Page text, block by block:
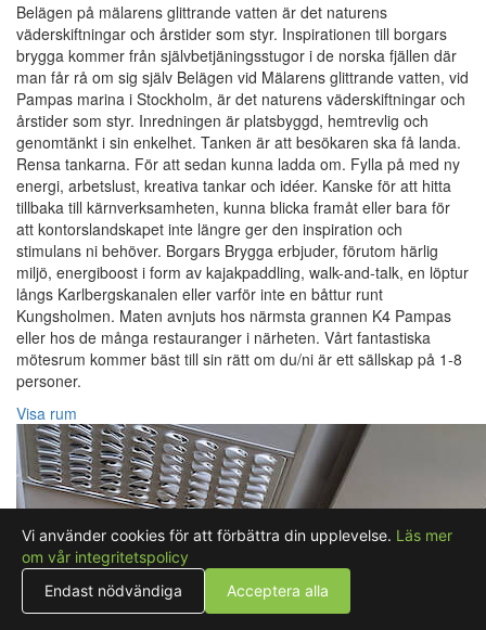
Belägen på mälarens glittrande vatten är det naturens
väderskiftningar och årstider som styr. Inspirationen till borgars
brygga kommer från självbetjäningsstugor i de norska fjällen där
man får rå om sig själv Belägen vid Mälarens glittrande vatten, vid
Pampas marina i Stockholm, är det naturens väderskiftningar och
årstider som styr. Inredningen är platsbyggd, hemtrevlig och
genomtänkt i sin enkelhet. Tanken är att besökaren ska få landa.
Rensa tankarna. För att sedan kunna ladda om. Fylla på med ny
energi, arbetslust, kreativa tankar och idéer. Kanske för att hitta
tillbaka till kärnverksamheten, kunna blicka framåt eller bara för
att kontorslandskapet inte längre ger den inspiration och
stimulans ni behöver. Borgars Brygga erbjuder, förutom härlig
miljö, energiboost i form av kajakpaddling, walk-and-talk, en löptur
långs Karlbergskanalen eller varför inte en båttur runt
Kungsholmen. Maten avnjuts hos närmsta grannen K4 Pampas
eller hos de många restauranger i närheten. Vårt fantastiska
mötesrum kommer bäst till sin rätt om du/ni är ett sällskap på 1-8
personer.
Visa rum
Vi använder cookies för att förbättra din upplevelse. Läs mer
om vår integritetspolicy
Endast nödvändiga
Acceptera alla